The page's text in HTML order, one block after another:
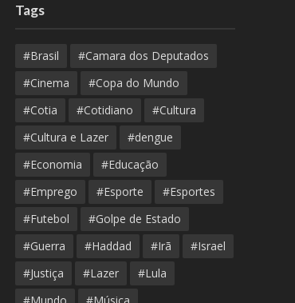
Tags
#Brasil
#Camara dos Deputados
#Cinema
#Copa do Mundo
#Cotia
#Cotidiano
#Cultura
#Cultura e Lazer
#dengue
#Economia
#Educação
#Emprego
#Esporte
#Esportes
#Futebol
#Golpe de Estado
#Guerra
#Haddad #Irã
#Israel
#Justiça
#Lazer
#Lula